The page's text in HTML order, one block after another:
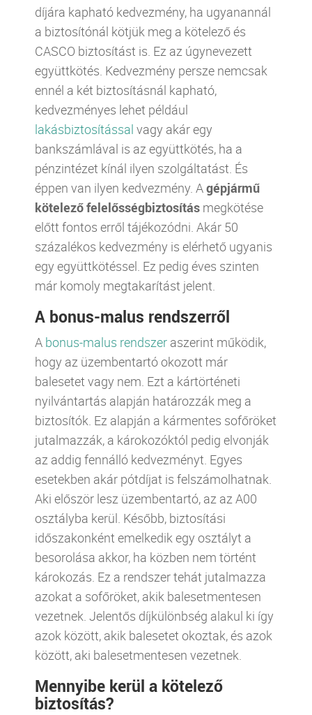
díjára kapható kedvezmény, ha ugyanannál
a biztosítónál kötjük meg a kötelező és
CASCO biztosítást is. Ez az úgynevezett
együttkötés. Kedvezmény persze nemcsak
ennél a két biztosításnál kapható,
kedvezményes lehet például
lakásbiztosítással vagy akár egy
bankszámlával is az együttkötés, ha a
pénzintézet kínál ilyen szolgáltatást. És
éppen van ilyen kedvezmény. Agépjármű
kötelező felelősségbiztosítás megkötése
előtt fontos erről tájékozódni. Akár 50
százalékos kedvezmény is elérhető ugyanis
egy együttkötéssel. Ez pedig éves szinten
már komoly megtakarítást jelent.
A bonus-malus rendszerről
A bonus-malus rendszer aszerint működik,
hogy az üzembentartó okozott már
balesetet vagy nem. Ezt a kártörténeti
nyilvántartás alapján határozzák meg a
biztosítók. Ez alapján a kármentes sofőröket
jutalmazzák, a károkozóktól pedig elvonják
az addig fennálló kedvezményt. Egyes
esetekben akár pótdíjat is felszámolhatnak.
Aki először lesz üzembentartó, az az A00
osztályba kerül. Később, biztosítási
időszakonként emelkedik egy osztályt a
besorolása akkor, ha közben nem történt
károkozás. Ez a rendszer tehát jutalmazza
azokat a sofőröket, akik balesetmentesen
vezetnek. Jelentős díjkülönbség alakul ki így
azok között, akik balesetet okoztak, és azok
között, aki balesetmentesen vezetnek.
Mennyibe kerül a kötelező
biztosítás?